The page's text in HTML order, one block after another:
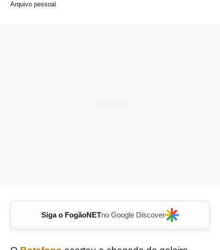
Arquivo pessoal
Siga o FogãoNETno Google Discover